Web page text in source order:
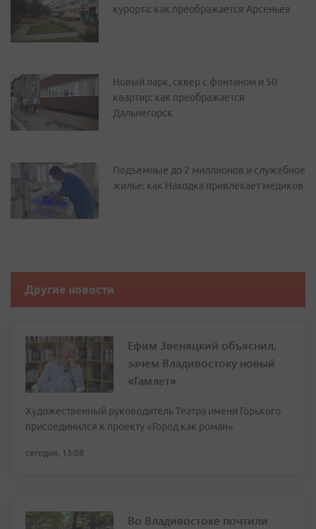
курорта: как преображается Арсеньев
Новый парк, сквер с фонтаном и 50
квартир: как преображается
Дальнегорск
Подъемные до 2 миллионов и служебное
жилье: как Находка привлекает медиков
Другие новости
Ефим Звеняцкий объяснил,
зачем Владивостоку новый
«Гамлет»
Художественный руководитель Театра имени Горького
присоединился к проекту «Город как роман»
сегодня, 13:08
Во Владивостоке почтили